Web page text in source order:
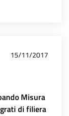
15/11/2017
Misura
di filiera